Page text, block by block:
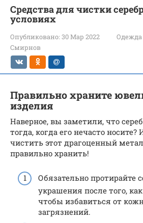
Средства для чистки
условиях
Опубликовано: 30 Мар 2022 Одежда
Смирнов
Правильно храните
изделия
Наверное, вы заметили, что
тогда, когда его нечасто
чистить этот драгоценный
правильно хранить!
Обязательно протирайте
украшения после того,
чтобы избавиться от
загрязнений.